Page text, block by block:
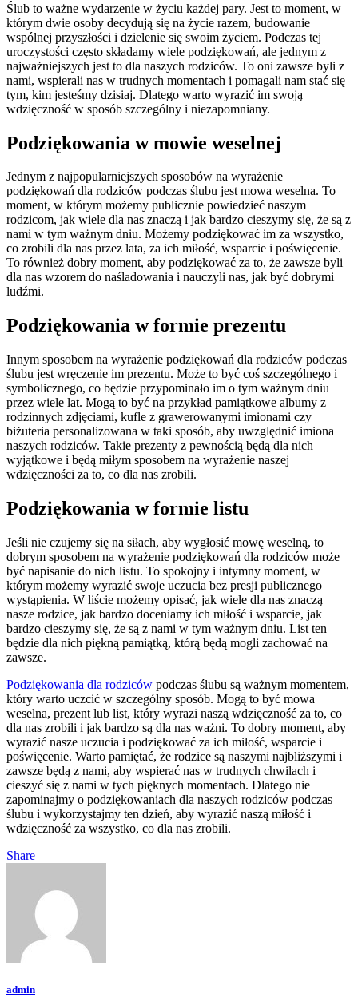
Ślub to ważne wydarzenie w życiu każdej pary. Jest to moment, w
którym dwie osoby decydują się na życie razem, budowanie
wspólnej przyszłości i dzielenie się swoim życiem. Podczas tej
uroczystości często składamy wiele podziękowań, ale jednym z
najważniejszych jest to dla naszych rodziców. To oni zawsze byli z
nami, wspierali nas w trudnych momentach i pomagali nam stać się
tym, kim jesteśmy dzisiaj. Dlatego warto wyrazić im swoją
wdzięczność w sposób szczególny i niezapomniany.
Podziękowania w mowie weselnej
Jednym z najpopularniejszych sposobów na wyrażenie
podziękowań dla rodziców podczas ślubu jest mowa weselna. To
moment, w którym możemy publicznie powiedzieć naszym
rodzicom, jak wiele dla nas znaczą i jak bardzo cieszymy się, że są z
nami w tym ważnym dniu. Możemy podziękować im za wszystko,
co zrobili dla nas przez lata, za ich miłość, wsparcie i poświęcenie.
To również dobry moment, aby podziękować za to, że zawsze byli
dla nas wzorem do naśladowania i nauczyli nas, jak być dobrymi
ludźmi.
Podziękowania w formie prezentu
Innym sposobem na wyrażenie podziękowań dla rodziców podczas
ślubu jest wręczenie im prezentu. Może to być coś szczególnego i
symbolicznego, co będzie przypominało im o tym ważnym dniu
przez wiele lat. Mogą to być na przykład pamiątkowe albumy z
rodzinnych zdjęciami, kufle z grawerowanymi imionami czy
biżuteria personalizowana w taki sposób, aby uwzględnić imiona
naszych rodziców. Takie prezenty z pewnością będą dla nich
wyjątkowe i będą miłym sposobem na wyrażenie naszej
wdzięczności za to, co dla nas zrobili.
Podziękowania w formie listu
Jeśli nie czujemy się na siłach, aby wygłosić mowę weselną, to
dobrym sposobem na wyrażenie podziękowań dla rodziców może
być napisanie do nich listu. To spokojny i intymny moment, w
którym możemy wyrazić swoje uczucia bez presji publicznego
wystąpienia. W liście możemy opisać, jak wiele dla nas znaczą
nasze rodzice, jak bardzo doceniamy ich miłość i wsparcie, jak
bardzo cieszymy się, że są z nami w tym ważnym dniu. List ten
będzie dla nich piękną pamiątką, którą będą mogli zachować na
zawsze.
Podziękowania dla rodziców podczas ślubu są ważnym momentem,
który warto uczcić w szczególny sposób. Mogą to być mowa
weselna, prezent lub list, który wyrazi naszą wdzięczność za to, co
dla nas zrobili i jak bardzo są dla nas ważni. To dobry moment, aby
wyrazić nasze uczucia i podziękować za ich miłość, wsparcie i
poświęcenie. Warto pamiętać, że rodzice są naszymi najbliższymi i
zawsze będą z nami, aby wspierać nas w trudnych chwilach i
cieszyć się z nami w tych pięknych momentach. Dlatego nie
zapominajmy o podziękowaniach dla naszych rodziców podczas
ślubu i wykorzystajmy ten dzień, aby wyrazić naszą miłość i
wdzięczność za wszystko, co dla nas zrobili.
Share
admin